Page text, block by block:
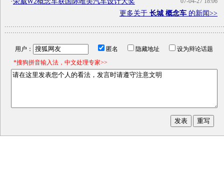
更多关于 长城 概念车 的新闻>>
用户： 匿名 隐藏地址
设为辩论话题
*搜狗拼音输入法，中文处理专家>>